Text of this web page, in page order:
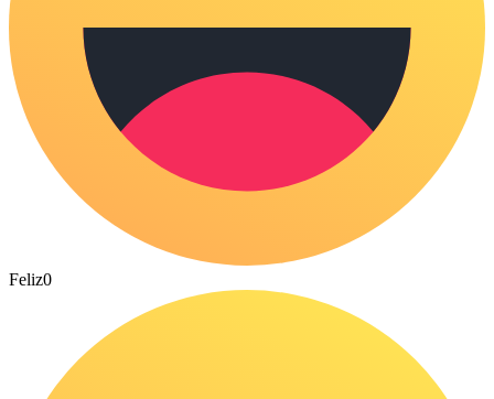
Feliz0